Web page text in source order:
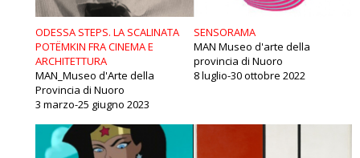
ODESSA STEPS. LA SCALINATA
POTËMKIN FRA CINEMA E
ARCHITETTURA
MAN_Museo d'Arte della
Provincia di Nuoro
3 marzo-25 giugno 2023
SENSORAMA
MAN Museo d'arte della
provincia di Nuoro
8 luglio-30 ottobre 2022